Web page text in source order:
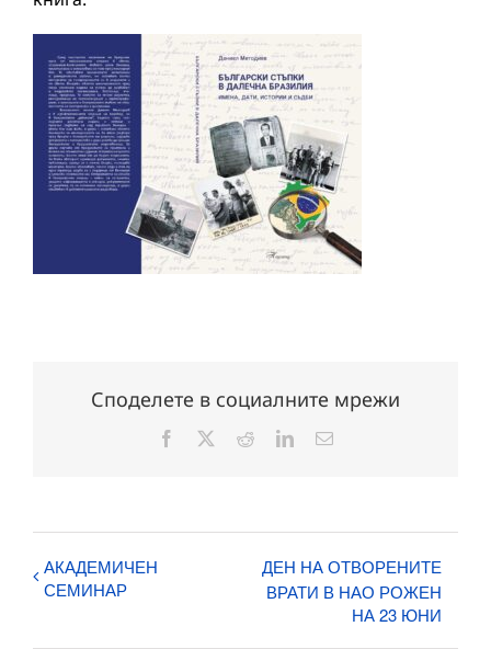
Споделете в социалните мрежи
Facebook RedditLinkedInЕлектронна
АКАДЕМИЧЕН
СЕМИНАР
ДЕН НА ОТВОРЕНИТЕ
ВРАТИ В НАО РОЖЕН
НА 23 ЮНИ